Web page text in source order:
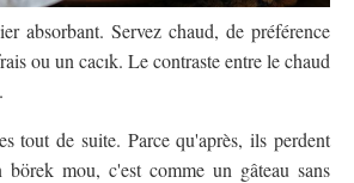
absorbant. Servez chaud, de préférence
ou un cacık. Le contraste entre le chaud
tout de suite. Parce qu'après, ils perdent
mou, c'est comme un gâteau sans